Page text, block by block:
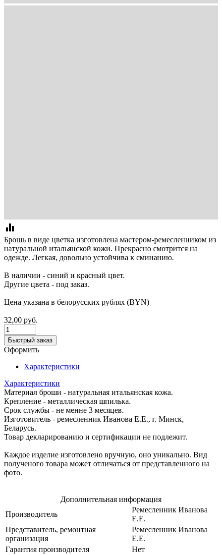
equalizer
Брошь в виде цветка изготовлена мастером-ремесленником из
натуральной итальянской кожи. Прекрасно смотрится на
одежде. Легкая, довольно устойчива к сминанию.
В наличии - синий и красный цвет.
Другие цвета - под заказ.
Цена указана в белорусских рублях (BYN)
32,00 руб.
Быстрый заказ
Оформить
Характеристики
Характеристики
Материал броши - натуральная итальянская кожа.
Крепление - металлическая шпилька.
Срок службы - не менне 3 месяцев.
Изготовитель - ремесленник Иванова Е.Е., г. Минск,
Беларусь.
Товар декларированию и сертификации не подлежит.
Каждое изделие изготовлено вручную, оно уникально. Вид
полученого товара может отличаться от представленного на
фото.
Дополнительная информация
Производитель
Ремесленник Иванова
Е.Е.
Представитель, ремонтная
организация
Ремесленник Иванова
Е.Е.
Гарантия производителя
Нет